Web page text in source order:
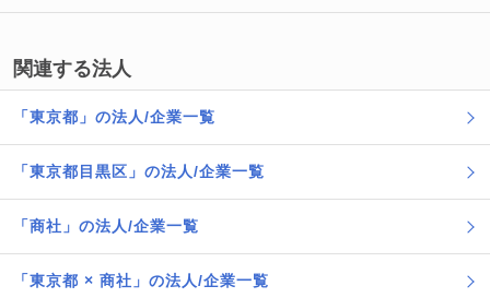
関連する法人
「東京都」の法人/企業一覧
「東京都目黒区」の法人/企業一覧
「商社」の法人/企業一覧
「東京都 × 商社」の法人/企業一覧